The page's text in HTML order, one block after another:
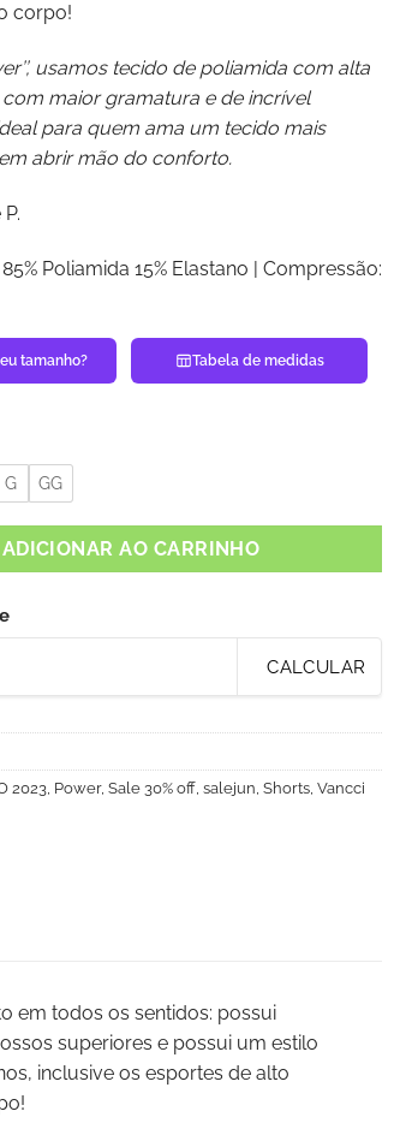
corpo!
usamos tecido de poliamida com alta
maior gramatura e de incrível
para quem ama um tecido mais
abrir mão do conforto.
Poliamida 15% Elastano | Compressão:
tamanho? Tabela de medidas
G GG
ADICIONAR AO CARRINHO
CALCULAR
2023, Power, Sale 30% off, salejun, Shorts, Vancci
em todos os sentidos: possui
superiores e possui um estilo
inclusive os esportes de alto